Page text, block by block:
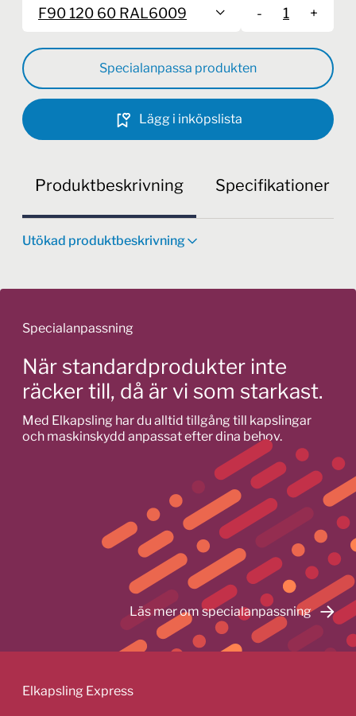
F90 120 60 RAL6009 - +
Specialanpassa produkten
Lägg i inköpslista
Produktbeskrivning Specifikationer
Utökad produktbeskrivning
Specialanpassning
När standardprodukter inte
räcker till, då är vi som starkast.
Med Elkapsling har du alltid tillgång till kapslingar
och maskinskydd anpassat efter dina behov.
Läs mer om specialanpassning
Elkapsling Express